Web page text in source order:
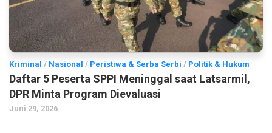
Kriminal / Nasional / Peristiwa & Serba Serbi / Politik & Hukum
Daftar 5 Peserta SPPI Meninggal saat Latsarmil,
DPR Minta Program Dievaluasi
Juni 29, 2026